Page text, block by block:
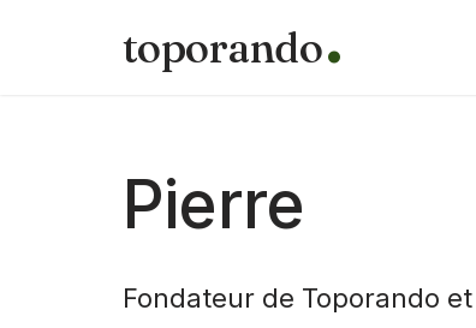
toporando
Pierre
Fondateur de Toporando